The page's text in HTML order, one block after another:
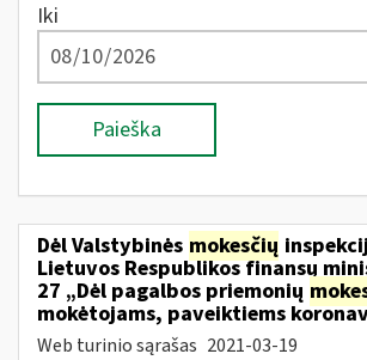
Iki
Paieška
Dėl Valstybinės mokesčių
Lietuvos Respublikos finansų
27 „Dėl pagalbos priemonių
mokėtojams, paveiktiems
Web turinio sąrašas 2021-03-19